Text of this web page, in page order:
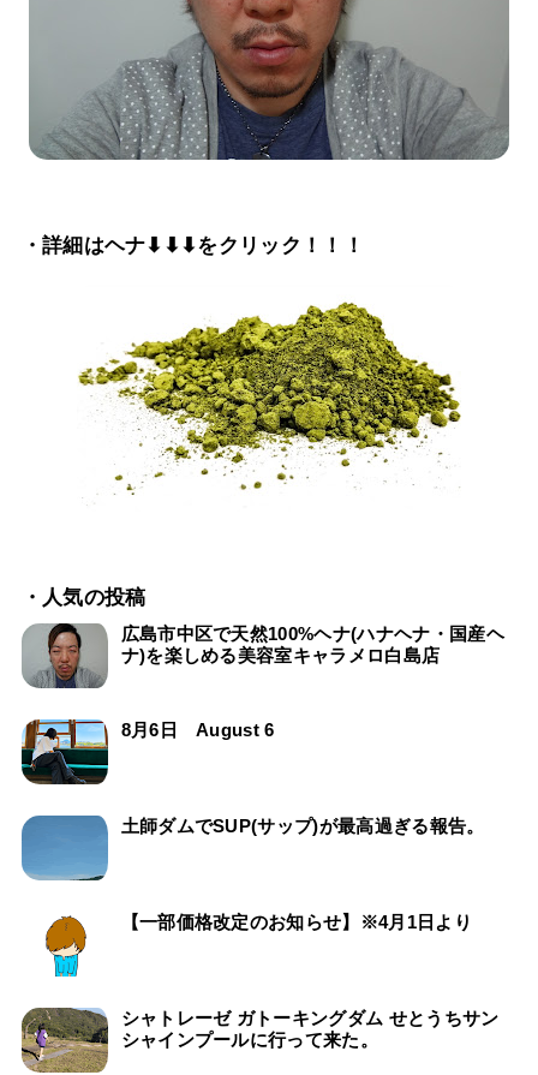
・詳細はヘナ⬇⬇⬇をクリック！！！
・人気の投稿
広島市中区で天然100%ヘナ(ハナヘナ・国産ヘ
ナ)を楽しめる美容室キャラメロ白島店
8月6日 August 6
土師ダムでSUP(サップ)が最高過ぎる報告。
【一部価格改定のお知らせ】※4月1日より
シャトレーゼ ガトーキングダム せとうちサン
シャインプールに行って来た。